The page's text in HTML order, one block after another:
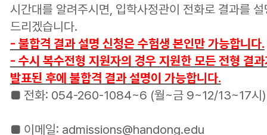
시간대를 알려주시면, 입학사정관이 전화로 결과를
드리겠습니다.
- 불합격 결과 설명 신청은 수험생 본인만 가능합니다.
- 수시 복수전형 지원자의 경우 지원한 모든 전형 결
발표된 후에 불합격 결과 설명이 가능합니다.
■ 전화: 054-260-1084~6 (월~금 9~12/13~17시)
■ 이메일: admissions@handong.edu